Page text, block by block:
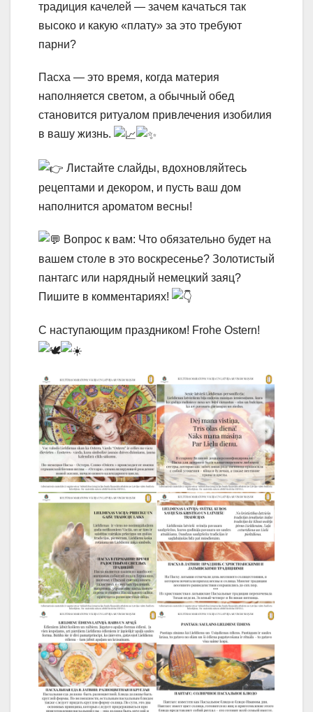
традиция качелей — зачем качаться так
высоко и какую «плату» за это требуют
парни?
Пасха — это время, когда материя
наполняется светом, а обычный обед
становится ритуалом привлечения изобилия
в вашу жизнь.
Листайте слайды, вдохновляйтесь
рецептами и декором, и пусть ваш дом
наполнится ароматом весны!
Вопрос к вам: Что обязательно будет на
вашем столе в это воскресенье? Золотистый
пантагс или нарядный немецкий заяц?
Пишите в комментариях!
С наступающим праздником! Frohe Ostern!